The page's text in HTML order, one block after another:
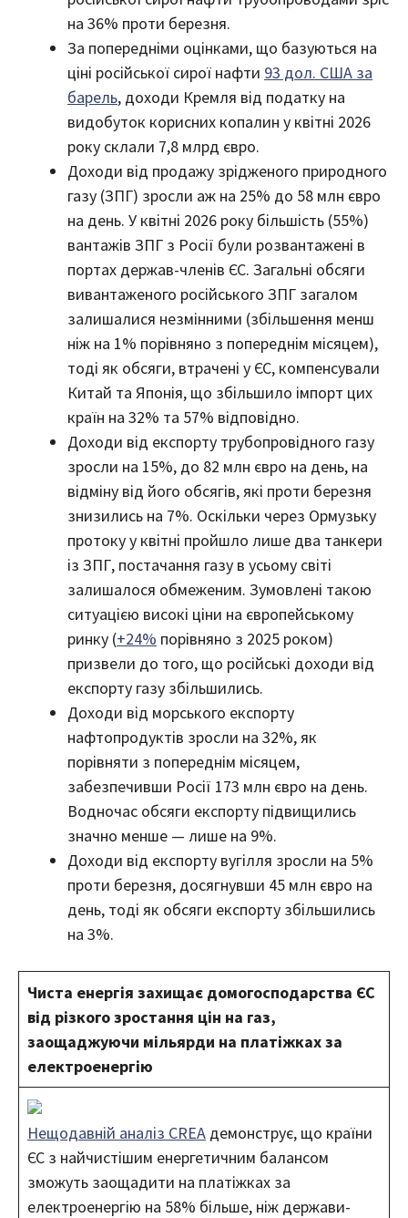
на 36% проти березня.
За попередніми оцінками, що базуються на
ціні російської сирої нафти 93 дол. США за
барель, доходи Кремля від податку на
видобуток корисних копалин у квітні 2026
року склали 7,8 млрд євро.
Доходи від продажу зрідженого природного
газу (ЗПГ) зросли аж на 25% до 58 млн євро
на день. У квітні 2026 року більшість (55%)
вантажів ЗПГ з Росії були розвантажені в
портах держав-членів ЄС. Загальні обсяги
вивантаженого російського ЗПГ загалом
залишалися незмінними (збільшення менш
ніж на 1% порівняно з попереднім місяцем),
тоді як обсяги, втрачені у ЄС, компенсували
Китай та Японія, що збільшило імпорт цих
країн на 32% та 57% відповідно.
Доходи від експорту трубопровідного газу
зросли на 15%, до 82 млн євро на день, на
відміну від його обсягів, які проти березня
знизились на 7%. Оскільки через Ормузьку
протоку у квітні пройшло лише два танкери
із ЗПГ, постачання газу в усьому світі
залишалося обмеженим. Зумовлені такою
ситуацією високі ціни на європейському
ринку (+24% порівняно з 2025 роком)
призвели до того, що російські доходи від
експорту газу збільшились.
Доходи від морського експорту
нафтопродуктів зросли на 32%, як
порівняти з попереднім місяцем,
забезпечивши Росії 173 млн євро на день.
Водночас обсяги експорту підвищились
значно менше — лише на 9%.
Доходи від експорту вугілля зросли на 5%
проти березня, досягнувши 45 млн євро на
день, тоді як обсяги експорту збільшились
на 3%.
Чиста енергія захищає домогосподарства ЄС
від різкого зростання цін на газ,
заощаджуючи мільярди на платіжках за
електроенергію
Нещодавній аналіз CREA демонструє, що країни
ЄС з найчистішим енергетичним балансом
зможуть заощадити на платіжках за
електроенергію на 58% більше, ніж держави-